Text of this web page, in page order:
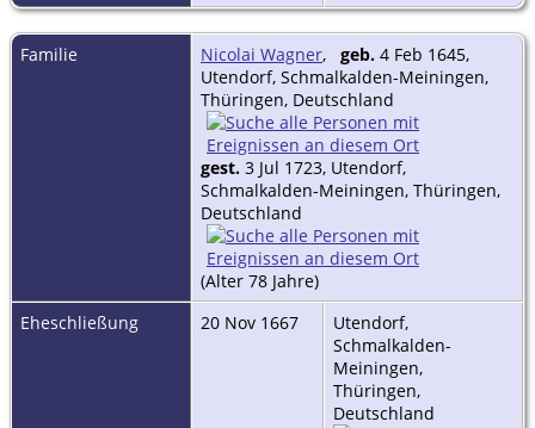
Familie Nicolai Wagner, geb. 4 Feb 1645,
Utendorf, Schmalkalden-Meiningen,
Thüringen, Deutschland
gest. 3 Jul 1723, Utendorf,
Schmalkalden-Meiningen, Thüringen,
Deutschland
(Alter 78 Jahre)
Eheschließung
20 Nov 1667
Utendorf,
Schmalkalden-
Meiningen,
Thüringen,
Deutschland